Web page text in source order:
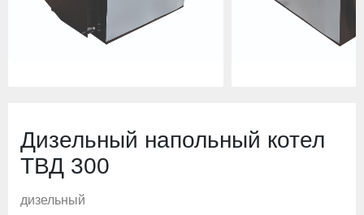
Дизельный напольный котел
ТВД 300
дизельный